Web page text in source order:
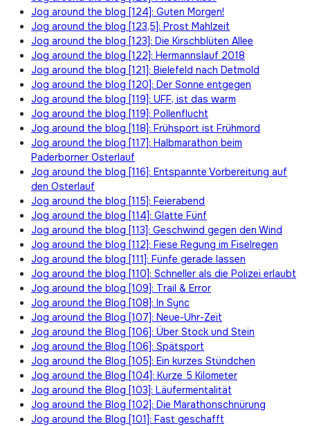
Jog around the blog [124]: Guten Morgen!
Jog around the blog [123,5]: Prost Mahlzeit
Jog around the blog [123]: Die Kirschblüten Allee
Jog around the blog [122]: Hermannslauf 2018
Jog around the blog [121]: Bielefeld nach Detmold
Jog around the blog [120]: Der Sonne entgegen
Jog around the blog [119]: UFF, ist das warm
Jog around the blog [119]: Pollenflucht
Jog around the blog [118]: Frühsport ist Frühmord
Jog around the blog [117]: Halbmarathon beim
Paderborner Osterlauf
Jog around the blog [116]: Entspannte Vorbereitung auf
den Osterlauf
Jog around the blog [115]: Feierabend
Jog around the blog [114]: Glatte Fünf
Jog around the blog [113]: Geschwind gegen den Wind
Jog around the blog [112]: Fiese Regung im Fiselregen
Jog around the blog [111]: Fünfe gerade lassen
Jog around the blog [110]: Schneller als die Polizei erlaubt
Jog around the blog [109]: Trail & Error
Jog around the Blog [108]: In Sync
Jog around the Blog [107]: Neue-Uhr-Zeit
Jog around the Blog [106]: Über Stock und Stein
Jog around the Blog [106]: Spätsport
Jog around the Blog [105]: Ein kurzes Stündchen
Jog around the Blog [104]: Kurze 5 Kilometer
Jog around the Blog [103]: Läufermentalität
Jog around the Blog [102]: Die Marathonschnürung
Jog around the Blog [101]: Fast geschafft